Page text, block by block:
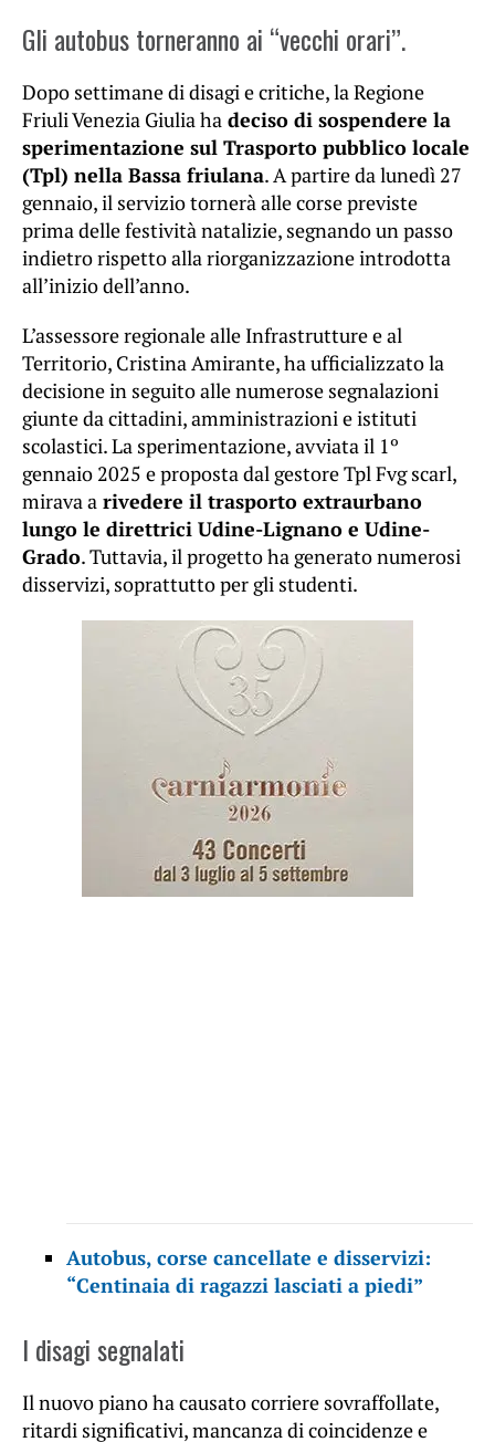
Gli autobus torneranno ai “vecchi orari”.
Dopo settimane di disagi e critiche, la Regione
Friuli Venezia Giulia ha deciso di sospendere la
sperimentazione sul Trasporto pubblico locale
(Tpl) nella Bassa friulana. A partire da lunedì 27
gennaio, il servizio tornerà alle corse previste
prima delle festività natalizie, segnando un passo
indietro rispetto alla riorganizzazione introdotta
all’inizio dell’anno.
L’assessore regionale alle Infrastrutture e al
Territorio, Cristina Amirante, ha ufficializzato la
decisione in seguito alle numerose segnalazioni
giunte da cittadini, amministrazioni e istituti
scolastici. La sperimentazione, avviata il 1º
gennaio 2025 e proposta dal gestore Tpl Fvg scarl,
mirava a rivedere il trasporto extraurbano
lungo le direttrici Udine-Lignano e Udine-
Grado. Tuttavia, il progetto ha generato numerosi
disservizi, soprattutto per gli studenti.
Autobus, corse cancellate e disservizi:
“Centinaia di ragazzi lasciati a piedi”
I disagi segnalati
Il nuovo piano ha causato corriere sovraffollate,
ritardi significativi, mancanza di coincidenze e